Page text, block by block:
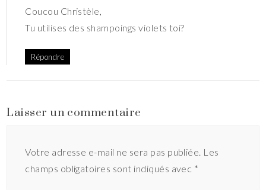
Coucou Christèle,
Tu utilises des shampoings violets toi?
Répondre
Laisser un commentaire
Votre adresse e-mail ne sera pas publiée. Les
champs obligatoires sont indiqués avec *